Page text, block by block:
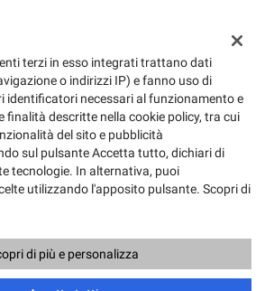
(IS)
S.r.l., Tutti i diritti riservati -
privacy-Cookie Policy
terzi in esso integrati trattano dati
o indirizzi IP) e fanno uso di
identificatori necessari al funzionamento e
finalità descritte nella cookie policy, tra cui
del sito e pubblicità
sul pulsante Accetta tutto, dichiari di
tecnologie. In alternativa, puoi
utilizzando l'apposito pulsante. Scopri di
di più e personalizza